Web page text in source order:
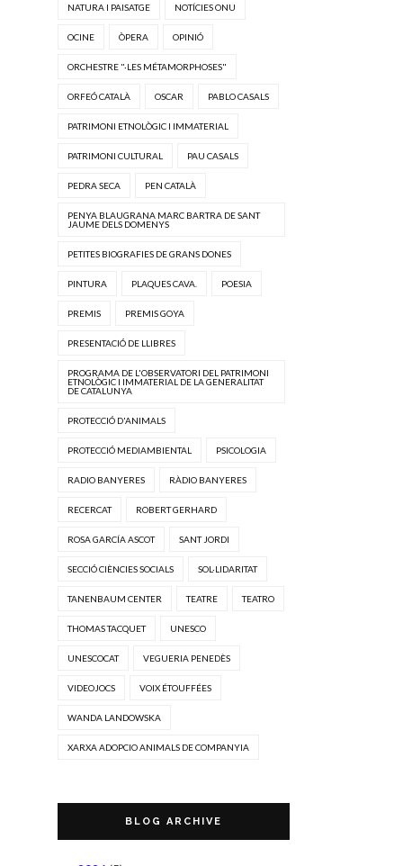
NATURA I PAISATGE NOTÍCIES ONU
OCINE ÒPERA OPINIÓ
ORCHESTRE "·LES MÉTAMORPHOSES"
ORFEÓ CATALÀ OSCAR PABLO CASALS
PATRIMONI ETNOLÒGIC I IMMATERIAL
PATRIMONI CULTURAL PAU CASALS
PEDRA SECA PEN CATALÀ
PENYA BLAUGRANA MARC BARTRA DE SANT
JAUME DELS DOMENYS
PETITES BIOGRAFIES DE GRANS DONES
PINTURA PLAQUES CAVA. POESIA
PREMIS PREMIS GOYA
PRESENTACIÓ DE LLIBRES
PROGRAMA DE L'OBSERVATORI DEL PATRIMONI
ETNOLÒGIC I IMMATERIAL DE LA GENERALITAT
DE CATALUNYA
PROTECCIÓ D'ANIMALS
PROTECCIÓ MEDIAMBIENTAL PSICOLOGIA
RADIO BANYERES RÀDIO BANYERES
RECERCAT ROBERT GERHARD
ROSA GARCÍA ASCOT SANT JORDI
SECCIÓ CIÈNCIES SOCIALS SOL·LIDARITAT
TANENBAUM CENTER TEATRE TEATRO
THOMAS TACQUET UNESCO
UNESCOCAT VEGUERIA PENEDÈS
VIDEOJOCS VOIX ÉTOUFFÉES
WANDA LANDOWSKA
XARXA ADOPCIO ANIMALS DE COMPANYIA
BLOG ARCHIVE